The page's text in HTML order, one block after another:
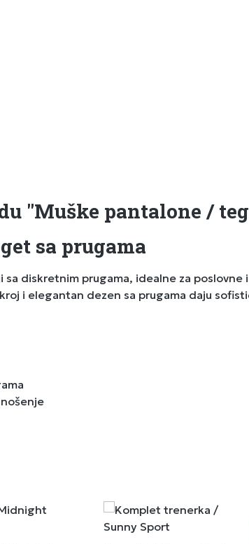
"Muške pantalone /
sa prugama
diskretnim prugama, idealne za
i elegantan dezen sa prugama daju